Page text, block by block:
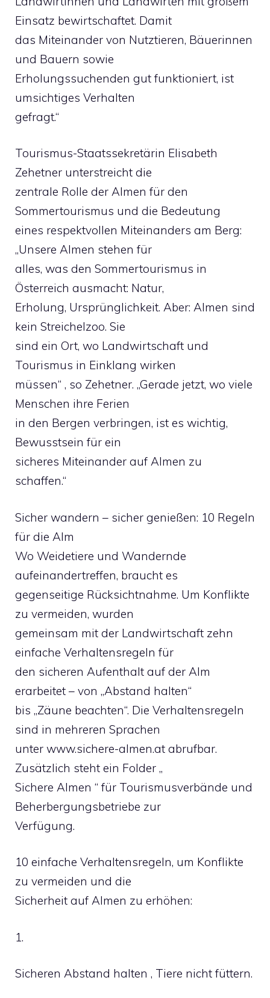
Einsatz bewirtschaftet. Damit
das Miteinander von Nutztieren, Bäuerinnen
und Bauern sowie
Erholungssuchenden gut funktioniert, ist
umsichtiges Verhalten
gefragt.“
Tourismus-Staatssekretärin Elisabeth
Zehetner unterstreicht die
zentrale Rolle der Almen für den
Sommertourismus und die Bedeutung
eines respektvollen Miteinanders am Berg:
„Unsere Almen stehen für
alles, was den Sommertourismus in
Österreich ausmacht: Natur,
Erholung, Ursprünglichkeit. Aber: Almen sind
kein Streichelzoo. Sie
sind ein Ort, wo Landwirtschaft und
Tourismus in Einklang wirken
müssen“ , so Zehetner. „Gerade jetzt, wo viele
Menschen ihre Ferien
in den Bergen verbringen, ist es wichtig,
Bewusstsein für ein
sicheres Miteinander auf Almen zu
schaffen.“
Sicher wandern – sicher genießen: 10 Regeln
für die Alm
Wo Weidetiere und Wandernde
aufeinandertreffen, braucht es
gegenseitige Rücksichtnahme. Um Konflikte
zu vermeiden, wurden
gemeinsam mit der Landwirtschaft zehn
einfache Verhaltensregeln für
den sicheren Aufenthalt auf der Alm
erarbeitet – von „Abstand halten“
bis „Zäune beachten“. Die Verhaltensregeln
sind in mehreren Sprachen
unter www.sichere-almen.at abrufbar.
Zusätzlich steht ein Folder „
Sichere Almen “ für Tourismusverbände und
Beherbergungsbetriebe zur
Verfügung.
10 einfache Verhaltensregeln, um Konflikte
zu vermeiden und die
Sicherheit auf Almen zu erhöhen:
1.
Sicheren Abstand halten , Tiere nicht füttern.